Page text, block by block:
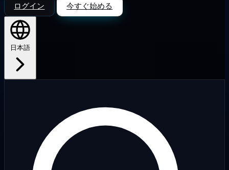
ログイン 今すぐ始める
日本語